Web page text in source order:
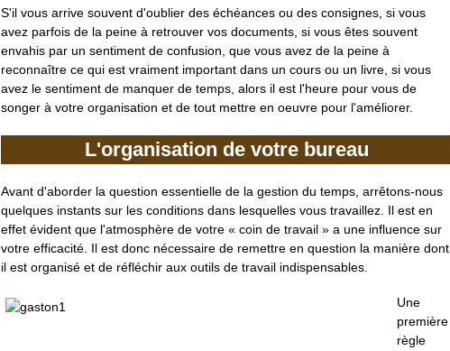
S'il vous arrive souvent d'oublier des échéances ou des consignes, si vous
avez parfois de la peine à retrouver vos documents, si vous êtes souvent
envahis par un sentiment de confusion, que vous avez de la peine à
reconnaître ce qui est vraiment important dans un cours ou un livre, si vous
avez le sentiment de manquer de temps, alors il est l'heure pour vous de
songer à votre organisation et de tout mettre en oeuvre pour l'améliorer.
L'organisation de votre bureau
Avant d'aborder la question essentielle de la gestion du temps, arrêtons-nous
quelques instants sur les conditions dans lesquelles vous travaillez. Il est en
effet évident que l'atmosphère de votre « coin de travail » a une influence sur
votre efficacité. Il est donc nécessaire de remettre en question la manière dont
il est organisé et de réfléchir aux outils de travail indispensables.
Une
première
règle